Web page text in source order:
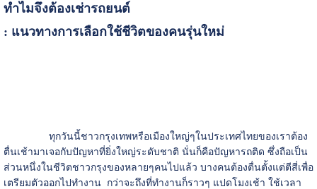
ทำไมจึงต้องเช่ารถยนต์
: แนวทางการเลือกใช้ชีวิตของคนรุ่นใหม่
ทุกวันนี้ชาวกรุงเทพหรือเมืองใหญ่ๆในประเทศไทยของเราต้อง
ตื่นเช้ามาเจอกับปัญหาที่ยิ่งใหญ่ระดับชาติ นั่นก็คือปัญหารถติด ซึ่งถือเป็น
ส่วนหนึ่งในชีวิตชาวกรุงของหลายๆคนไปแล้ว บางคนต้องตื่นตั้งแต่ตีสี่เพื่อ
เตรียมตัวออกไปทำงาน กว่าจะถึงที่ทำงานก็ราวๆ แปดโมงเช้า ใช้เวลา